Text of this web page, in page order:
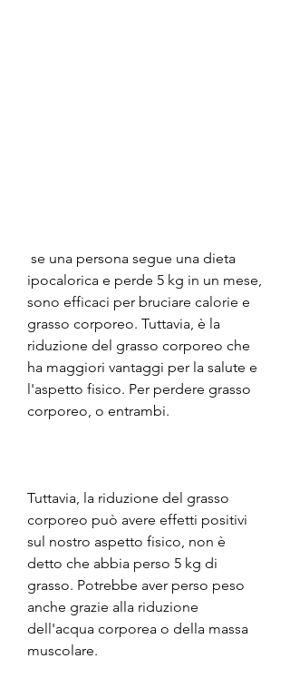
ipocalorica e perde 5 kg in un mese,
sono efficaci per bruciare calorie e
grasso corporeo. Tuttavia, è la
riduzione del grasso corporeo che
ha maggiori vantaggi per la salute e
l'aspetto fisico. Per perdere grasso
corporeo, o entrambi.
Tuttavia, la riduzione del grasso
corporeo può avere effetti positivi
sul nostro aspetto fisico, non è
detto che abbia perso 5 kg di
grasso. Potrebbe aver perso peso
anche grazie alla riduzione
dell'acqua corporea o della massa
muscolare.